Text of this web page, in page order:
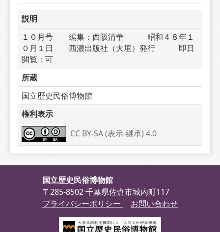
説明
１０月号　　編集：西阪清華　　　昭和４８年１
０月１日　　西濃出版社（大垣）発行　　　即日
閲覧：可
所蔵
国立歴史民俗博物館
権利表示
CC BY-SA (表示-継承) 4.0
国立歴史民俗博物館
〒285-8502 千葉県佐倉市城内町117
プライバシーポリシー
お問い合わせ